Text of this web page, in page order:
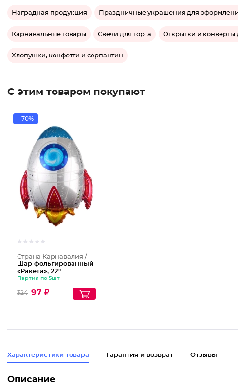
Наградная продукция Праздничные украшения для
Карнавальные товары Свечи для торта Открытки и конверты
Хлопушки, конфетти и серпантин
С этим товаром покупают
-70%
Страна Карнавалия /
Шар фольгированный
«Ракета», 22"
Партия по 5шт
324 97 ₽
Характеристики товара Гарантия и возврат Отзывы
Описание